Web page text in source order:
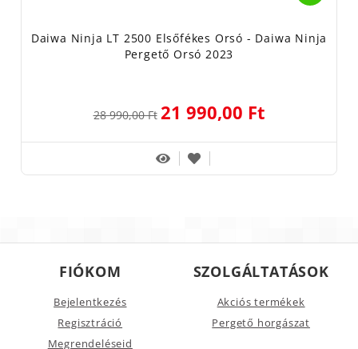
Daiwa Ninja LT 2500 Elsőfékes Orsó - Daiwa Ninja
Pergető Orsó 2023
28 990,00 Ft 21 990,00 Ft
FIÓKOM
Bejelentkezés
Regisztráció
Megrendeléseid
SZOLGÁLTATÁSOK
Akciós termékek
Pergető horgászat